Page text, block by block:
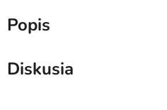
Popis
Diskusia